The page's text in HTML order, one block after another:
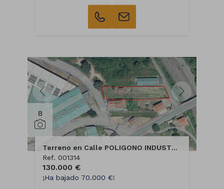
8
Terreno en Calle POLIGONO INDUSTRIAL. DE BOTOS
Ref. 001314
130.000 €
¡Ha bajado 70.000 €!